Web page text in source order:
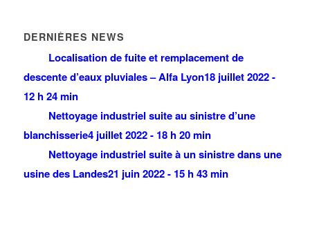
DERNIÈRES NEWS
Localisation de fuite et remplacement de
descente d’eaux pluviales – Alfa Lyon18 juillet 2022 -
12 h 24 min
Nettoyage industriel suite au sinistre d’une
blanchisserie4 juillet 2022 - 18 h 20 min
Nettoyage industriel suite à un sinistre dans une
usine des Landes21 juin 2022 - 15 h 43 min